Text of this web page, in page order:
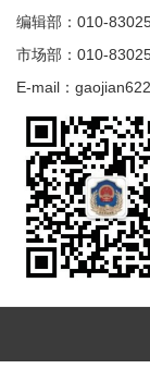
编辑部：010-
市场部：010-
E-mail：